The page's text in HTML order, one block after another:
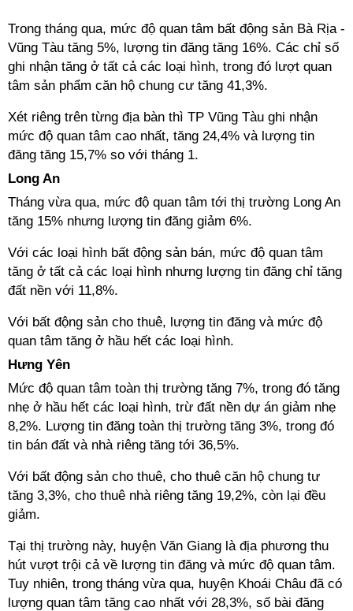
Trong tháng qua, mức độ quan tâm bất động sản Bà Rịa -
Vũng Tàu tăng 5%, lượng tin đăng tăng 16%. Các chỉ số
ghi nhận tăng ở tất cả các loại hình, trong đó lượt quan
tâm sản phẩm căn hộ chung cư tăng 41,3%.
Xét riêng trên từng địa bàn thì TP Vũng Tàu ghi nhận
mức độ quan tâm cao nhất, tăng 24,4% và lượng tin
đăng tăng 15,7% so với tháng 1.
Long An
Tháng vừa qua, mức độ quan tâm tới thị trường Long An
tăng 15% nhưng lượng tin đăng giảm 6%.
Với các loại hình bất động sản bán, mức độ quan tâm
tăng ở tất cả các loại hình nhưng lượng tin đăng chỉ tăng
đất nền với 11,8%.
Với bất động sản cho thuê, lượng tin đăng và mức độ
quan tâm tăng ở hầu hết các loại hình.
Hưng Yên
Mức độ quan tâm toàn thị trường tăng 7%, trong đó tăng
nhẹ ở hầu hết các loại hình, trừ đất nền dự án giảm nhẹ
8,2%. Lượng tin đăng toàn thị trường tăng 3%, trong đó
tin bán đất và nhà riêng tăng tới 36,5%.
Với bất động sản cho thuê, cho thuê căn hộ chung tư
tăng 3,3%, cho thuê nhà riêng tăng 19,2%, còn lại đều
giảm.
Tại thị trường này, huyện Văn Giang là địa phương thu
hút vượt trội cả về lượng tin đăng và mức độ quan tâm.
Tuy nhiên, trong tháng vừa qua, huyện Khoái Châu đã có
lượng quan tâm tăng cao nhất với 28,3%, số bài đăng